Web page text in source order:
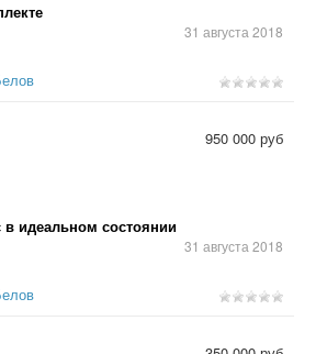
31 августа 2018
идеальном состоянии
31 августа 2018
950 000 руб